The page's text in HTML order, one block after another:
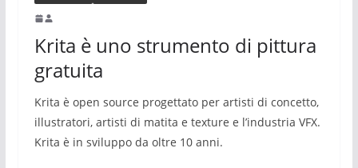
Krita è uno strumento di pittura
gratuita
Krita è open source progettato per artisti di concetto,
illustratori, artisti di matita e texture e l’industria VFX.
Krita è in sviluppo da oltre 10 anni.